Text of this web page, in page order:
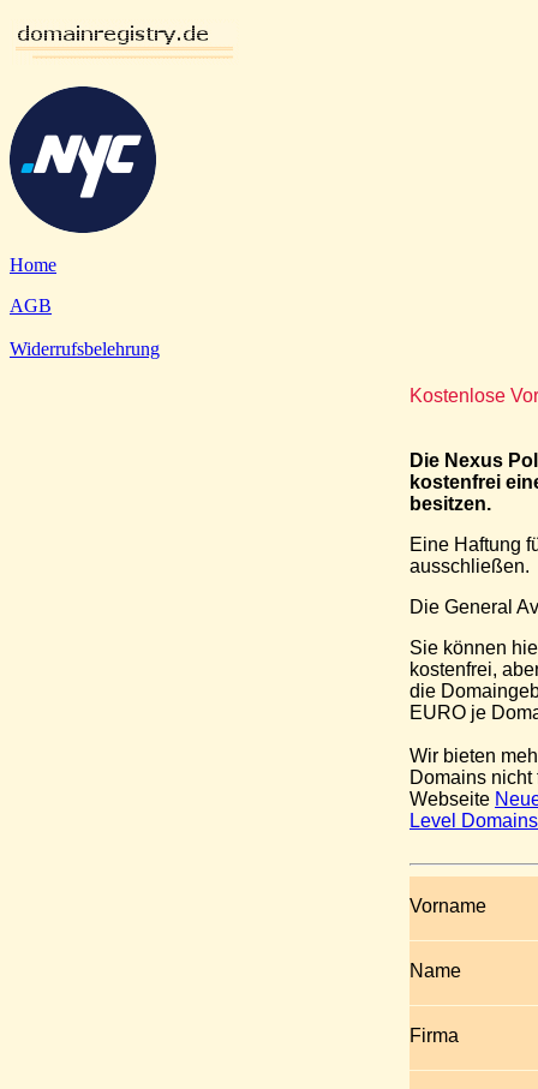
Home
AGB
Widerrufsbelehrung
Kostenlose
Die Nexus
kostenfrei
besitzen.
Eine Haftung
ausschließen.
Die General
Sie können
kostenfrei,
die
EURO je
Wir bieten
Domains
Webseite
Level Domains
Vorname
Name
Firma